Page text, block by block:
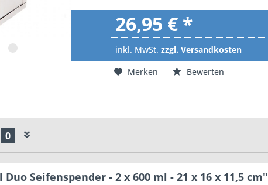
26,95 € *
inkl. MwSt.zzgl. Versandkosten
Merken
Bewerten
0
Seifenspender - 2 x 600 ml - 21 x 16 x 11,5 cm"